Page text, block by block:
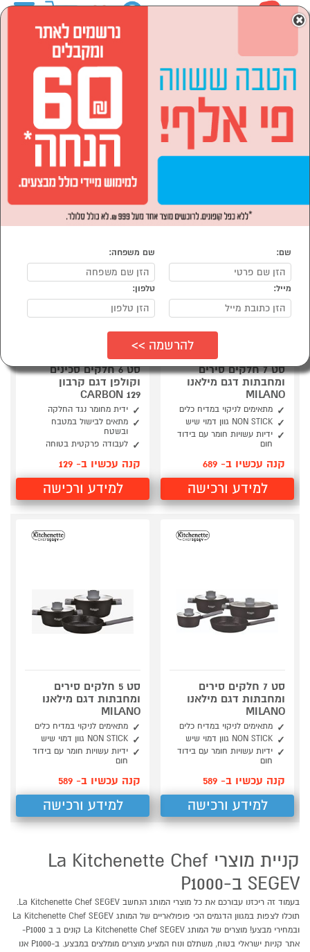
La Kitchenette Chef SEGEV
הסתר רשימת קטגוריות
לבית ולגן (4)
La Kitchenette Chef SEGEV
נמצאו 4 La Kitchenette Chef SEGEV
סט 7 חלקים סירים
ומחבתות דגם מילאנו
MILANO
מתאימים לניקוי במדיח כלים
NON STICK גוון דמוי שיש
ידיות עשויות חומר עם בידוד
חום
קנה עכשיו ב- 689
למידע ורכישה
סט 6 חלקים סכינים
וקולפן דגם קרבון
CARBON 129
ידית מחומר נגד החלקה
מתאים לבישול במטבח
ובשטח
לעבודה פרקטית בטוחה
קנה עכשיו ב- 129
למידע ורכישה
סט 7 חלקים סירים
ומחבתות דגם מילאנו
MILANO
מתאימים לניקוי במדיח כלים
NON STICK גוון דמוי שיש
ידיות עשויות חומר עם בידוד
חום
קנה עכשיו ב- 589
למידע ורכישה
סט 5 חלקים סירים
ומחבתות דגם מילאנו
MILANO
מתאימים לניקוי במדיח כלים
NON STICK גוון דמוי שיש
ידיות עשויות חומר עם בידוד
חום
קנה עכשיו ב- 589
למידע ורכישה
קניית מוצרי La Kitchenette Chef
SEGEV ב-P1000
בעמוד זה ריכזנו עבורכם את כל מוצרי המותג הנחשב La Kitchenette Chef SEGEV.
תוכלו לצפות במגוון הדגמים הכי פופולאריים של המותג La Kitchenette Chef SEGEV
ובמחירי מבצע! מוצרים של המותג La Kitchenette Chef SEGEV קונים ב ב P1000-
אתר קניות ישראלי בטוח, משתלם ונוח המציע מוצרים מומלצים במבצע. ב-P1000 אנו
×
שם: שם משפחה:
מייל: טלפון: